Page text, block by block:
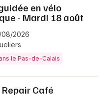
en vélo
- Mardi 18 août
08/2026
le Pas-de-Calais
Café